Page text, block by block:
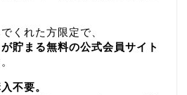
くれた方限定で、
貯まる無料の公式会員サイト
不要。